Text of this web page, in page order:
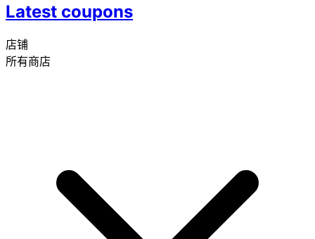
Latest coupons
店铺
所有商店